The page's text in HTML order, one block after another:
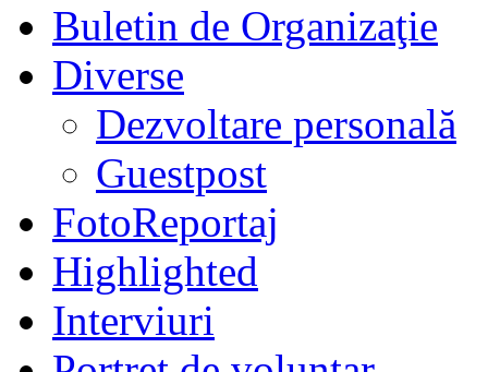
Buletin de Organizaţie
Diverse
Dezvoltare personală
Guestpost
FotoReportaj
Highlighted
Interviuri